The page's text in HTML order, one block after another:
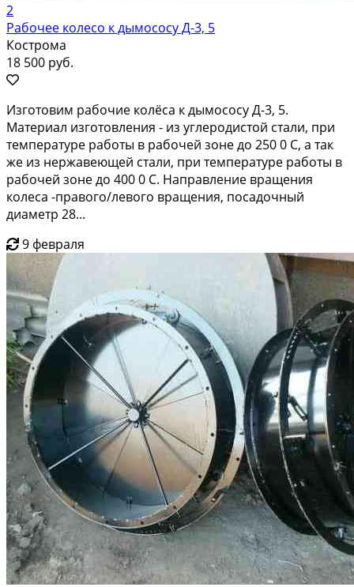
2
Рабочее колесо к дымососу Д-3, 5
Кострома
18 500 руб.
Изготовим рабочие колёса к дымососу Д-3, 5.
Материал изготовления - из углеродистой стали, при
температуре работы в рабочей зоне до 250 0 С, а так
же из нержавеющей стали, при температуре работы в
рабочей зоне до 400 0 С. Направление вращения
колеса -правого/левого вращения, посадочный
диаметр 28...
9 февраля